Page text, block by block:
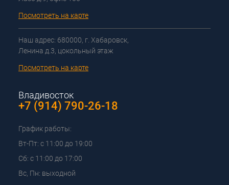
Посмотреть на карте
Наш адрес: 680000, г. Хабаровск,
Ленина д.3, цокольный этаж
Посмотреть на карте
Владивосток
+7 (914) 790-26-18
График работы:
Вт-Пт: с 11:00 до 19:00
Сб: с 11:00 до 17:00
Вс, Пн: выходной